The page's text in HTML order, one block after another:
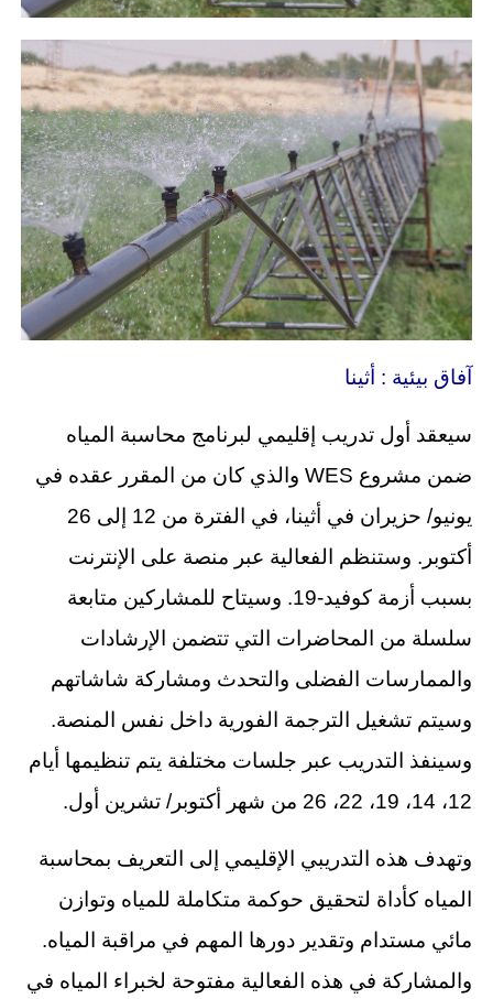
آفاق بيئية : أثينا
سيعقد أول تدريب إقليمي لبرنامج محاسبة المياه
ضمن مشروع WES والذي كان من المقرر عقده في
يونيو/ حزيران في أثينا، في الفترة من 12 إلى 26
أكتوبر. وستنظم الفعالية عبر منصة على الإنترنت
بسبب أزمة كوفيد-19. وسيتاح للمشاركين متابعة
سلسلة من المحاضرات التي تتضمن الإرشادات
والممارسات الفضلى والتحدث ومشاركة شاشاتهم
وسيتم تشغيل الترجمة الفورية داخل نفس المنصة.
وسينفذ التدريب عبر جلسات مختلفة يتم تنظيمها أيام
12، 14، 19، 22، 26 من شهر أكتوبر/ تشرين أول.
وتهدف هذه التدريبي الإقليمي إلى التعريف بمحاسبة
المياه كأداة لتحقيق حوكمة متكاملة للمياه وتوازن
مائي مستدام وتقدير دورها المهم في مراقبة المياه.
والمشاركة في هذه الفعالية مفتوحة لخبراء المياه في